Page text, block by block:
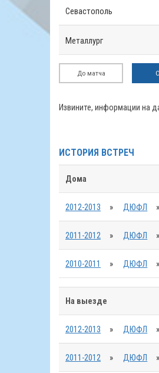
Севастополь
Металлург
До матча
Извините, информации на
ИСТОРИЯ ВСТРЕЧ
Дома
2012-2013 » ДЮФЛ »
2011-2012 » ДЮФЛ »
2010-2011 » ДЮФЛ »
На выезде
2012-2013 » ДЮФЛ »
2011-2012 » ДЮФЛ »